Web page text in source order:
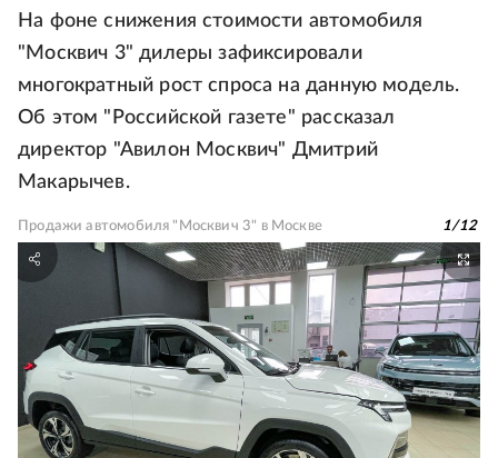
На фоне снижения стоимости автомобиля
"Москвич 3" дилеры зафиксировали
многократный рост спроса на данную модель.
Об этом "Российской газете" рассказал
директор "Авилон Москвич" Дмитрий
Макарычев.
Продажи автомобиля "Москвич 3" в Москве 1/12